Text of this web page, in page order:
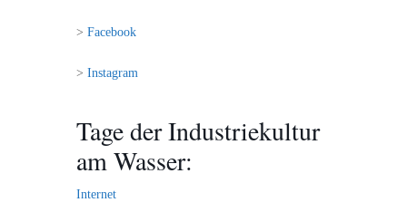
> Facebook
> Instagram
Tage der Industriekultur
am Wasser:
Internet